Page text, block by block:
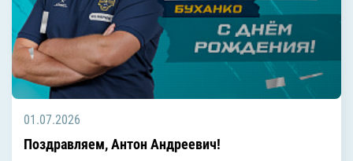
01.07.2026
Поздравляем, Антон Андреевич!